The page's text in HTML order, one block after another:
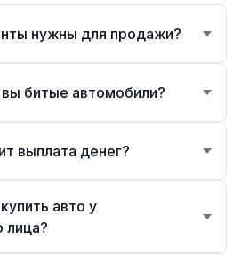
нужны для продажи?
битые автомобили?
выплата денег?
авто у
лица?